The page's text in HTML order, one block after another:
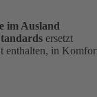
im Ausland
ersetzt
enthalten, in